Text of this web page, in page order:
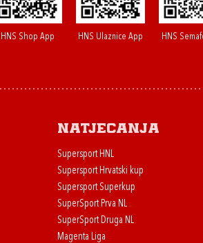
HNS Shop App HNS Ulaznice App HNS
Natjecanja
Supersport HNL
Supersport Hrvatski kup
Supersport Superkup
SuperSport Prva NL
SuperSport Druga NL
Magenta Liga